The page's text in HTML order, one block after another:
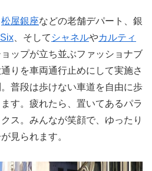
松屋銀座などの老舗デパート、銀
、そして シャネルやカルティ
ップが立ち並ぶファッショナブ
りを車両通行止めにして実施さ
普段は歩けない車道を自由に歩
す。疲れたら、置いてあるパラ
ス。みんなが笑顔で、ゆったり
見られます。